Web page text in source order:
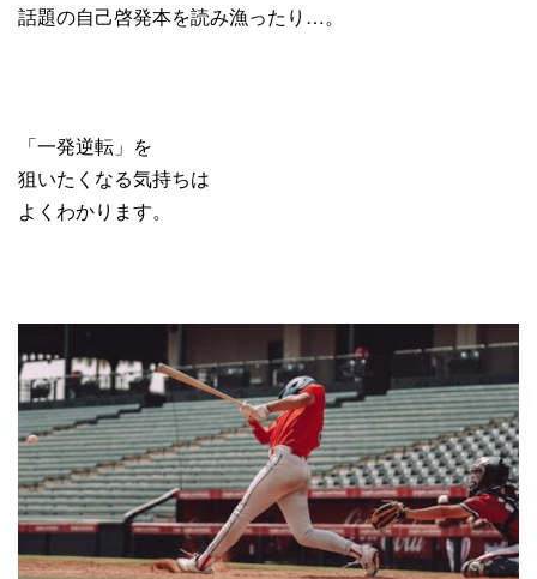
話題の自己啓発本を読み漁ったり…。
「一発逆転」を
狙いたくなる気持ちは
よくわかります。